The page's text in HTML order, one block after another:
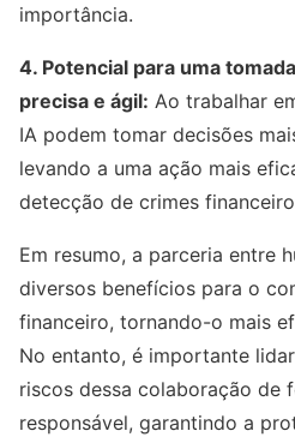
importância.
4. Potencial para uma
precisa e ágil: Ao trabalhar
IA podem tomar decisões
levando a uma ação mais
detecção de crimes
Em resumo, a parceria entre
diversos benefícios para o
financeiro, tornando-o mais
No entanto, é importante
riscos dessa colaboração de
responsável, garantindo a